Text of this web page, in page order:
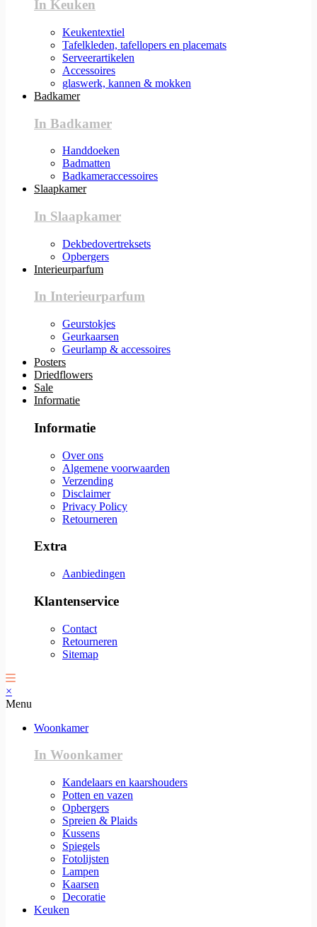
In Keuken
Keukentextiel
Tafelkleden, tafellopers en placemats
Serveerartikelen
Accessoires
glaswerk, kannen & mokken
Badkamer
In Badkamer
Handdoeken
Badmatten
Badkameraccessoires
Slaapkamer
In Slaapkamer
Dekbedovertreksets
Opbergers
Interieurparfum
In Interieurparfum
Geurstokjes
Geurkaarsen
Geurlamp & accessoires
Posters
Driedflowers
Sale
Informatie
Informatie
Over ons
Algemene voorwaarden
Verzending
Disclaimer
Privacy Policy
Retourneren
Extra
Aanbiedingen
Klantenservice
Contact
Retourneren
Sitemap
×
Menu
Woonkamer
In Woonkamer
Kandelaars en kaarshouders
Potten en vazen
Opbergers
Spreien & Plaids
Kussens
Spiegels
Fotolijsten
Lampen
Kaarsen
Decoratie
Keuken